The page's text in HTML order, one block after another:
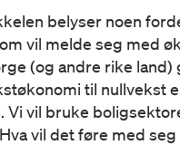
belyser noen
vil melde seg med
(og andre rike land)
til nullvekst
Vi vil bruke
vil det føre med seg